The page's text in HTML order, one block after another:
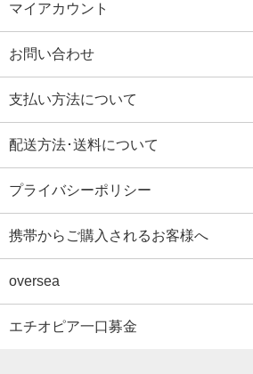
マイアカウント
お問い合わせ
支払い方法について
配送方法･送料について
プライバシーポリシー
携帯からご購入されるお客様へ
oversea
エチオピア一口募金